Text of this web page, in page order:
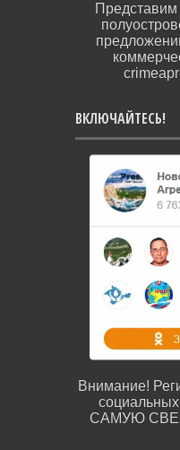
ВКЛЮЧАЙТЕСЬ!
Внимание!
социальных
САМУЮ